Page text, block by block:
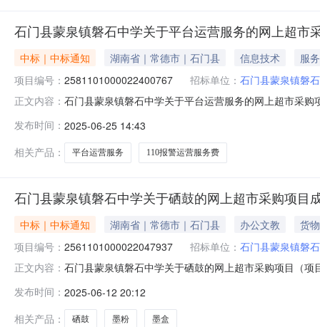
石门县蒙泉镇磐石中学关于平台运营服务的网上超市
中标｜中标通知 湖南省｜常德市｜石门县 信息技术
服务
项目编号： 2581101000022400767 招标单位： 石门县蒙泉镇磐
正文内容： 石门县蒙泉镇磐石中学关于平台运营服务的网上超市采
划名称:湖南省常德市石门县报价起止时间:-二、采购单
发布时间： 2025-06-25 14:43
相关产品：
平台运营服务 110报警运营服务费
石门县蒙泉镇磐石中学关于硒鼓的网上超市采购项目
中标｜中标通知 湖南省｜常德市｜石门县 办公文教
货物
项目编号： 2561101000022047937 招标单位： 石门县蒙泉镇磐
正文内容： 石门县蒙泉镇磐石中学关于硒鼓的网上超市采购项目（
市石门县报价起止时间:-二、采购单位信息采购单位名称
发布时间： 2025-06-12 20:12
相关产品：
硒鼓 墨粉 墨盒